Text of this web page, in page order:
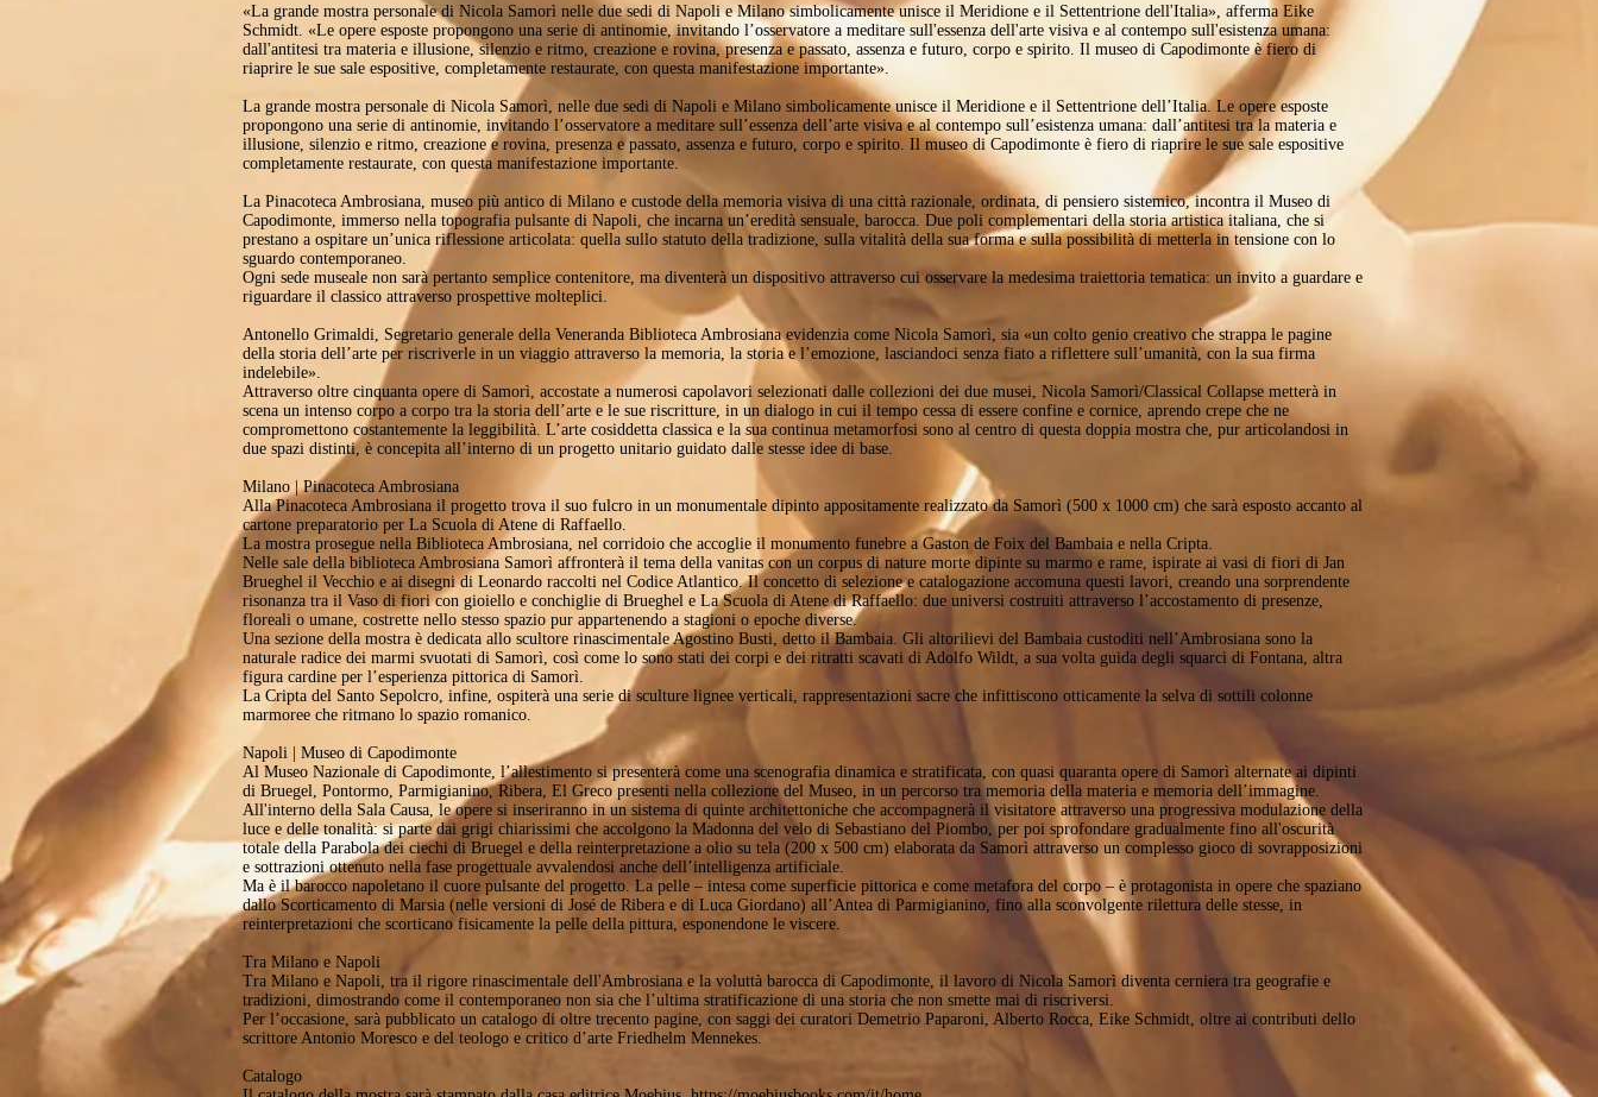
«La grande mostra personale di Nicola Samorì nelle due sedi di Napoli e Milano simbolicamente unisce il Meridione e il Settentrione dell'Italia», afferma Eike
Schmidt. «Le opere esposte propongono una serie di antinomie, invitando l’osservatore a meditare sull'essenza dell'arte visiva e al contempo sull'esistenza umana:
dall'antitesi tra materia e illusione, silenzio e ritmo, creazione e rovina, presenza e passato, assenza e futuro, corpo e spirito. Il museo di Capodimonte è fiero di
riaprire le sue sale espositive, completamente restaurate, con questa manifestazione importante».
La grande mostra personale di Nicola Samorì, nelle due sedi di Napoli e Milano simbolicamente unisce il Meridione e il Settentrione dell’Italia. Le opere esposte
propongono una serie di antinomie, invitando l’osservatore a meditare sull’essenza dell’arte visiva e al contempo sull’esistenza umana: dall’antitesi tra la materia e
illusione, silenzio e ritmo, creazione e rovina, presenza e passato, assenza e futuro, corpo e spirito. Il museo di Capodimonte è fiero di riaprire le sue sale espositive
completamente restaurate, con questa manifestazione importante.
La Pinacoteca Ambrosiana, museo più antico di Milano e custode della memoria visiva di una città razionale, ordinata, di pensiero sistemico, incontra il Museo di
Capodimonte, immerso nella topografia pulsante di Napoli, che incarna un’eredità sensuale, barocca. Due poli complementari della storia artistica italiana, che si
prestano a ospitare un’unica riflessione articolata: quella sullo statuto della tradizione, sulla vitalità della sua forma e sulla possibilità di metterla in tensione con lo
sguardo contemporaneo.
Ogni sede museale non sarà pertanto semplice contenitore, ma diventerà un dispositivo attraverso cui osservare la medesima traiettoria tematica: un invito a guardare e
riguardare il classico attraverso prospettive molteplici.
Antonello Grimaldi, Segretario generale della Veneranda Biblioteca Ambrosiana evidenzia come Nicola Samorì, sia «un colto genio creativo che strappa le pagine
della storia dell’arte per riscriverle in un viaggio attraverso la memoria, la storia e l’emozione, lasciandoci senza fiato a riflettere sull’umanità, con la sua firma
indelebile».
Attraverso oltre cinquanta opere di Samorì, accostate a numerosi capolavori selezionati dalle collezioni dei due musei, Nicola Samorì/Classical Collapse metterà in
scena un intenso corpo a corpo tra la storia dell’arte e le sue riscritture, in un dialogo in cui il tempo cessa di essere confine e cornice, aprendo crepe che ne
compromettono costantemente la leggibilità. L’arte cosiddetta classica e la sua continua metamorfosi sono al centro di questa doppia mostra che, pur articolandosi in
due spazi distinti, è concepita all’interno di un progetto unitario guidato dalle stesse idee di base.
Milano | Pinacoteca Ambrosiana
Alla Pinacoteca Ambrosiana il progetto trova il suo fulcro in un monumentale dipinto appositamente realizzato da Samorì (500 x 1000 cm) che sarà esposto accanto al
cartone preparatorio per La Scuola di Atene di Raffaello.
La mostra prosegue nella Biblioteca Ambrosiana, nel corridoio che accoglie il monumento funebre a Gaston de Foix del Bambaia e nella Cripta.
Nelle sale della biblioteca Ambrosiana Samorì affronterà il tema della vanitas con un corpus di nature morte dipinte su marmo e rame, ispirate ai vasi di fiori di Jan
Brueghel il Vecchio e ai disegni di Leonardo raccolti nel Codice Atlantico. Il concetto di selezione e catalogazione accomuna questi lavori, creando una sorprendente
risonanza tra il Vaso di fiori con gioiello e conchiglie di Brueghel e La Scuola di Atene di Raffaello: due universi costruiti attraverso l’accostamento di presenze,
floreali o umane, costrette nello stesso spazio pur appartenendo a stagioni o epoche diverse.
Una sezione della mostra è dedicata allo scultore rinascimentale Agostino Busti, detto il Bambaia. Gli altorilievi del Bambaia custoditi nell’Ambrosiana sono la
naturale radice dei marmi svuotati di Samorì, così come lo sono stati dei corpi e dei ritratti scavati di Adolfo Wildt, a sua volta guida degli squarci di Fontana, altra
figura cardine per l’esperienza pittorica di Samorì.
La Cripta del Santo Sepolcro, infine, ospiterà una serie di sculture lignee verticali, rappresentazioni sacre che infittiscono otticamente la selva di sottili colonne
marmoree che ritmano lo spazio romanico.
Napoli | Museo di Capodimonte
Al Museo Nazionale di Capodimonte, l’allestimento si presenterà come una scenografia dinamica e stratificata, con quasi quaranta opere di Samorì alternate ai dipinti
di Bruegel, Pontormo, Parmigianino, Ribera, El Greco presenti nella collezione del Museo, in un percorso tra memoria della materia e memoria dell’immagine.
All'interno della Sala Causa, le opere si inseriranno in un sistema di quinte architettoniche che accompagnerà il visitatore attraverso una progressiva modulazione della
luce e delle tonalità: si parte dai grigi chiarissimi che accolgono la Madonna del velo di Sebastiano del Piombo, per poi sprofondare gradualmente fino all'oscurità
totale della Parabola dei ciechi di Bruegel e della reinterpretazione a olio su tela (200 x 500 cm) elaborata da Samorì attraverso un complesso gioco di sovrapposizioni
e sottrazioni ottenuto nella fase progettuale avvalendosi anche dell’intelligenza artificiale.
Ma è il barocco napoletano il cuore pulsante del progetto. La pelle – intesa come superficie pittorica e come metafora del corpo – è protagonista in opere che spaziano
dallo Scorticamento di Marsia (nelle versioni di José de Ribera e di Luca Giordano) all’Antea di Parmigianino, fino alla sconvolgente rilettura delle stesse, in
reinterpretazioni che scorticano fisicamente la pelle della pittura, esponendone le viscere.
Tra Milano e Napoli
Tra Milano e Napoli, tra il rigore rinascimentale dell'Ambrosiana e la voluttà barocca di Capodimonte, il lavoro di Nicola Samorì diventa cerniera tra geografie e
tradizioni, dimostrando come il contemporaneo non sia che l’ultima stratificazione di una storia che non smette mai di riscriversi.
Per l’occasione, sarà pubblicato un catalogo di oltre trecento pagine, con saggi dei curatori Demetrio Paparoni, Alberto Rocca, Eike Schmidt, oltre ai contributi dello
scrittore Antonio Moresco e del teologo e critico d’arte Friedhelm Mennekes.
Catalogo